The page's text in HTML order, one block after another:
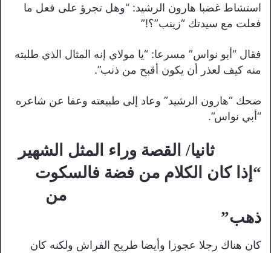
استشاط غضبا هارون الرشيد: “وهل تجرؤ على فعل ما
فعلت مع سيدتك “زينب”؟!”
فقال “أبو نواس” مسرعا: “يا مولاي إنه المثال الذي طلبته
منه كيف لعذر أن يكون أقبح من ذنب”.
ضحك “هارون الرشيد” وعاد إلى طبيعته وعفا عن شاعره
“أبي نواس”.
ثانيا/ القصة وراء المثل الشهير
“إذا كان الكلام من فضة فالسكوت
من
ذهب”
كان هناك رجلا عجوزا وأيضا طريح الفراش ولكنه كان